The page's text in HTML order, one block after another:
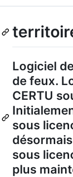
Logiciel
de feux.
CERTU
sous
sous
plus